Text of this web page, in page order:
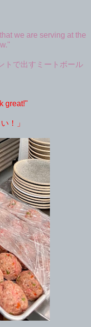
we are serving at the
トで出すミートボール
great!"
！」